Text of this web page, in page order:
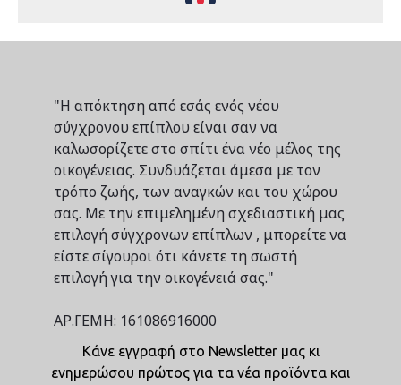
"Η απόκτηση από εσάς ενός νέου
σύγχρονου επίπλου είναι σαν να
καλωσορίζετε στο σπίτι ένα νέο μέλος της
οικογένειας. Συνδυάζεται άμεσα με τον
τρόπο ζωής, των αναγκών και του χώρου
σας. Με την επιμελημένη σχεδιαστική μας
επιλογή σύγχρονων επίπλων , μπορείτε να
είστε σίγουροι ότι κάνετε τη σωστή
επιλογή για την οικογένειά σας."
ΑΡ.ΓΕΜΗ: 161086916000
Κάνε εγγραφή στο Newsletter μας κι
ενημερώσου πρώτος για τα νέα προϊόντα και